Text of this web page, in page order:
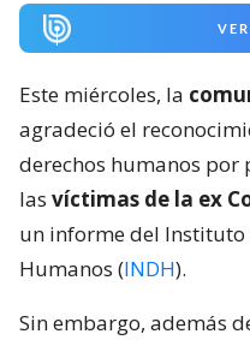
Este miércoles, la
agradeció el
derechos humanos por
las víctimas de la ex
un informe del Instituto
Humanos (INDH).
Sin embargo, además